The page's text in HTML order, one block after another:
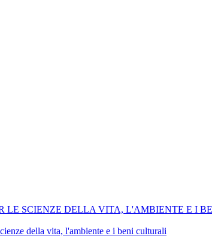
LE SCIENZE DELLA VITA, L'AMBIENTE E I
della vita, l'ambiente e i beni culturali